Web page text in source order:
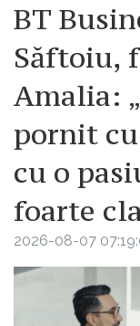
BT
Săftoiu,
Amalia:
pornit
cu o
foarte
2026-08-07